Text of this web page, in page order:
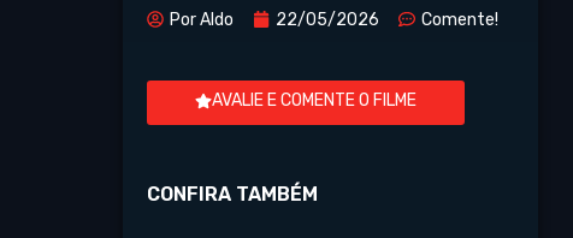
PorAldo 22/05/2026 Comente!
AVALIE E COMENTE O FILME
CONFIRA TAMBÉM